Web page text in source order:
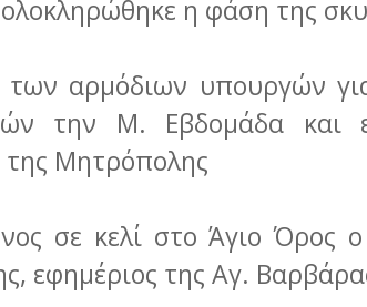
η φάση της
αρμόδιων υπουργών
την Μ. Εβδομάδα και
Μητρόπολης
σε κελί στο Άγιο Όρος
εφημέριος της Αγ.